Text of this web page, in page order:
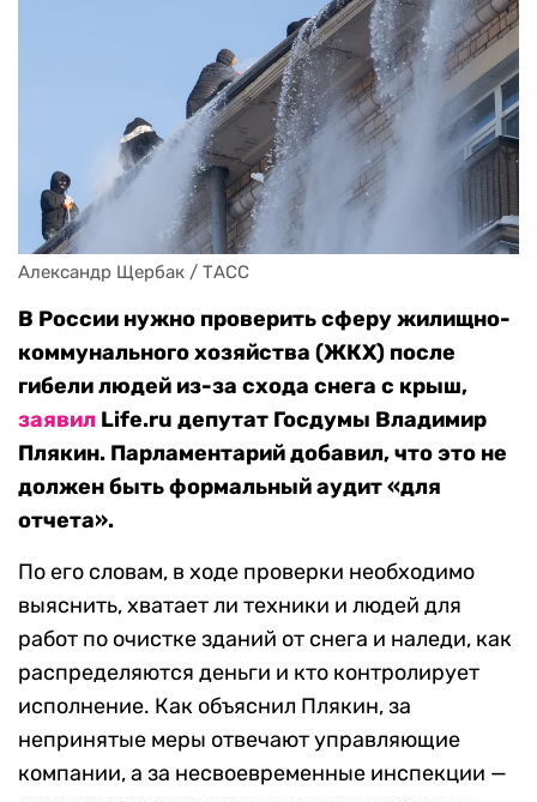
Александр Щербак / ТАСС
В России нужно проверить сферу жилищно-
коммунального хозяйства (ЖКХ) после
гибели людей из-за схода снега с крыш,
заявил Life.ru депутат Госдумы Владимир
Плякин. Парламентарий добавил, что это не
должен быть формальный аудит «для
отчета».
По его словам, в ходе проверки необходимо
выяснить, хватает ли техники и людей для
работ по очистке зданий от снега и наледи, как
распределяются деньги и кто контролирует
исполнение. Как объяснил Плякин, за
непринятые меры отвечают управляющие
компании, а за несвоевременные инспекции —